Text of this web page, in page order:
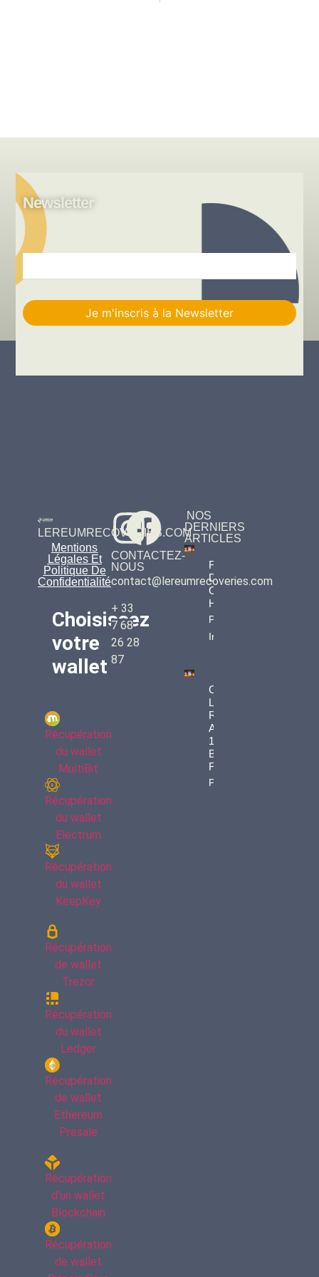
Newsletter
LEREUMRECOVERIES.COM
Mentions
Légales Et
Politique De
Confidentialité
Choisissez
votre
wallet
Récupération
du wallet
MultiBit
Récupération
du wallet
Electrum
Récupération
du wallet
KeepKey
Récupération
de wallet
Trezor
Récupération
du wallet
Ledger
Récupération
de wallet
Ethereum
Presale
Récupération
d’un wallet
Blockchain
Récupération
de wallet
CONTACTEZ-
NOUS
contact@lereumrecoveries.com
+ 33
7 68
26 28
87
NOS
DERNIERS
ARTICLES
Fiscalité
Des
Cryptos
Héritées
Property
Info
Comment
LEREUM
RECOVERIES
A Récupéré
109 000 € En
Bitcoins Pour
François
Property Info